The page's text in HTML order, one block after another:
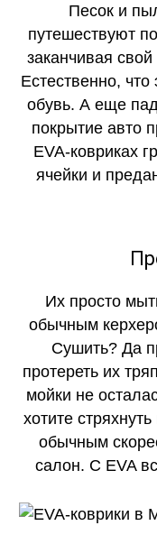
Песок и
путешествуют
заканчивая
Естественно,
обувь. А еще
покрытие авто
EVA-ковриках
ячейки и
Их просто
обычным
Сушить? Да
протереть их
мойки не
хотите
обычным
салон. С EVA